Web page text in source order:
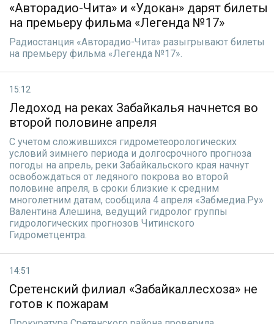
«Авторадио-Чита» и «Удокан» дарят билеты
на премьеру фильма «Легенда №17»
Радиостанция «Авторадио-Чита» разыгрывают билеты
на премьеру фильма «Легенда №17».
15:12
Ледоход на реках Забайкалья начнется во
второй половине апреля
С учетом сложившихся гидрометеорологических
условий зимнего периода и долгосрочного прогноза
погоды на апрель, реки Забайкальского края начнут
освобождаться от ледяного покрова во второй
половине апреля, в сроки близкие к средним
многолетним датам, сообщила 4 апреля «Забмедиа.Ру»
Валентина Алешина, ведущий гидролог группы
гидрологических прогнозов Читинского
Гидрометцентра.
14:51
Сретенский филиал «Забайкаллесхоза» не
готов к пожарам